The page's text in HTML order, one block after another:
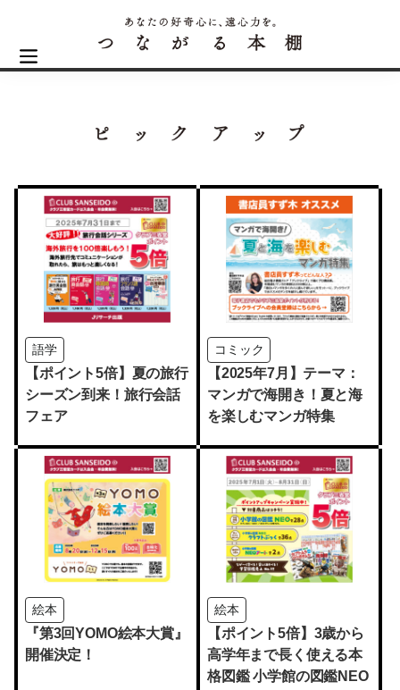
語学
【ポイント5倍】夏の旅行
シーズン到来！旅行会話
フェア
コミック
【2025年7月】テーマ：
マンガで海開き！夏と海
を楽しむマンガ特集
絵本
『第3回YOMO絵本大賞』
開催決定！
絵本
【ポイント5倍】3歳から
高学年まで長く使える本
格図鑑 小学館の図鑑NEO